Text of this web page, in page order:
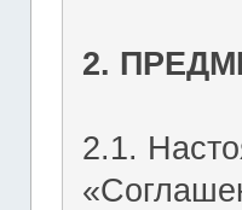
2.
2.1.